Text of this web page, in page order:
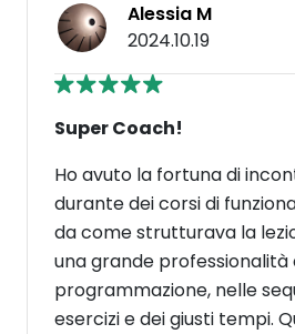
Alessia M
2024.10.19
Super Coach!
Ho avuto la fortuna di
durante dei corsi di
da come strutturava la
una grande professionalità
programmazione, nelle
esercizi e dei giusti tempi.